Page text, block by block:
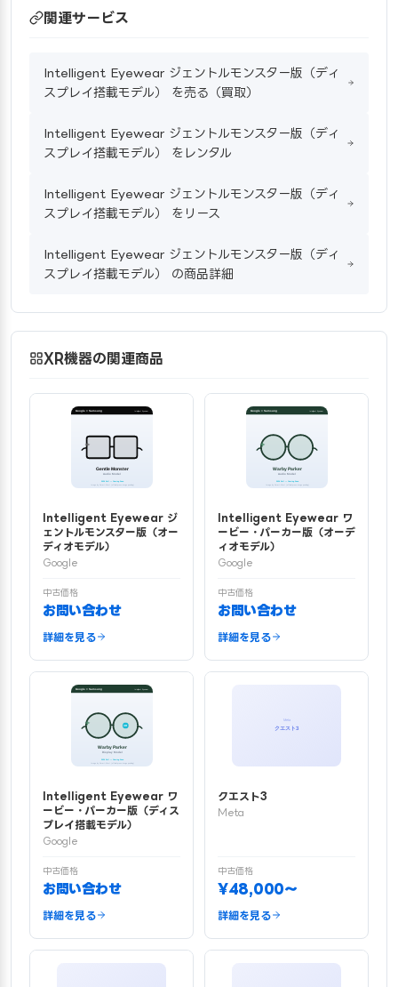
関連サービス
Intelligent Eyewear ジェントルモンスター版（ディ
スプレイ搭載モデル） を売る（買取）
Intelligent Eyewear ジェントルモンスター版（ディ
スプレイ搭載モデル） をレンタル
Intelligent Eyewear ジェントルモンスター版（ディ
スプレイ搭載モデル） をリース
Intelligent Eyewear ジェントルモンスター版（ディ
スプレイ搭載モデル） の商品詳細
XR機器の関連商品
Intelligent Eyewear ジ
ェントルモンスター版（オー
ディオモデル）
Google
中古価格
お問い合わせ
詳細を見る
Intelligent Eyewear ワ
ービー・パーカー版（オーデ
ィオモデル）
Google
中古価格
お問い合わせ
詳細を見る
Intelligent Eyewear ワ
ービー・パーカー版（ディス
プレイ搭載モデル）
Google
中古価格
お問い合わせ
詳細を見る
クエスト3
Meta
中古価格
¥48,000〜
詳細を見る